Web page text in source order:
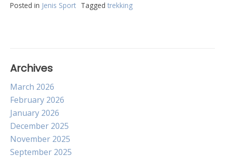
Posted in Jenis Sport Tagged trekking
Archives
March 2026
February 2026
January 2026
December 2025
November 2025
September 2025